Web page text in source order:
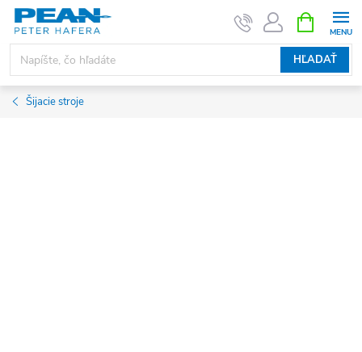
Prejsť
obsah
HĽADAŤ
KOŠÍK
Šijacie stroje